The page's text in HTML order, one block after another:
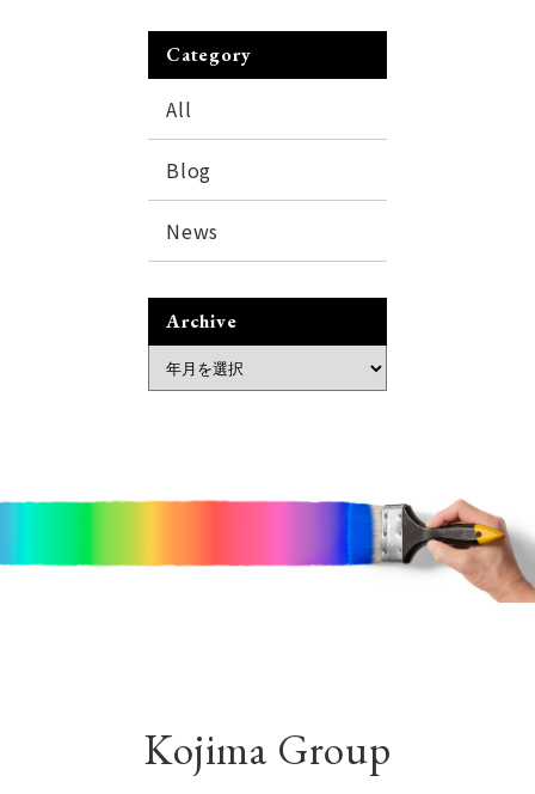
Category
All
Blog
News
Archive
Kojima Group